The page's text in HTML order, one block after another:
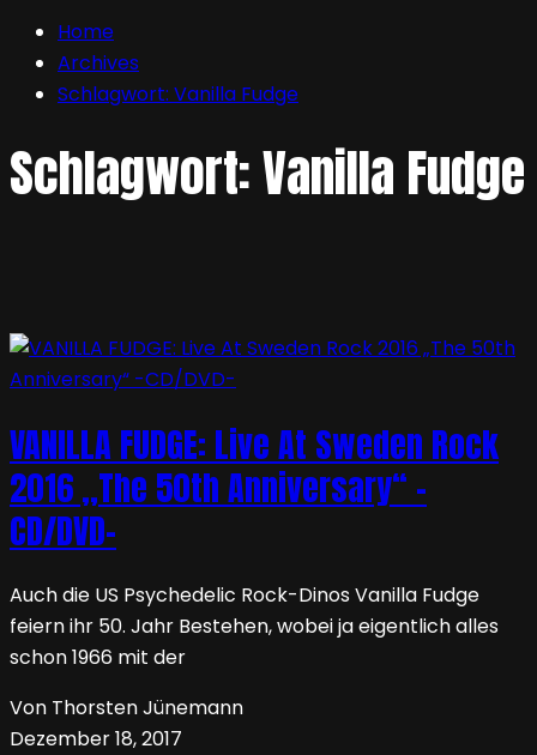
Home
Archives
Schlagwort: Vanilla Fudge
Schlagwort:Vanilla Fudge
VANILLA FUDGE: Live At Sweden Rock
2016 „The 50th Anniversary“ -
CD/DVD-
Auch die US Psychedelic Rock-Dinos Vanilla Fudge
feiern ihr 50. Jahr Bestehen, wobei ja eigentlich alles
schon 1966 mit der
Von Thorsten Jünemann
Dezember 18, 2017